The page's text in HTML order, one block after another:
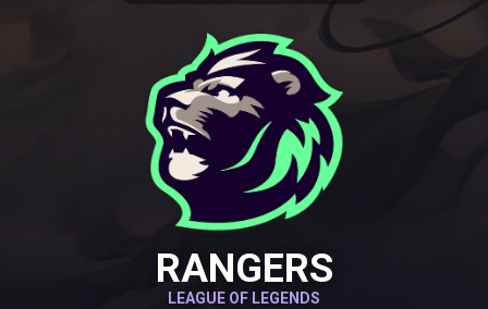
RANGERS
LEAGUE OF LEGENDS